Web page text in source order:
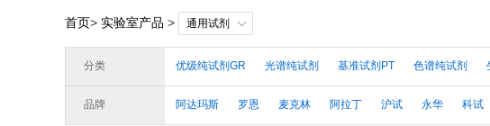
首页> 实验室产品 > 通用试剂
分类 优级纯试剂GR 光谱纯试剂 基准试剂PT 色谱纯试剂
品牌 阿达玛斯 罗恩 麦克林 阿拉丁 沪试 永华 科试